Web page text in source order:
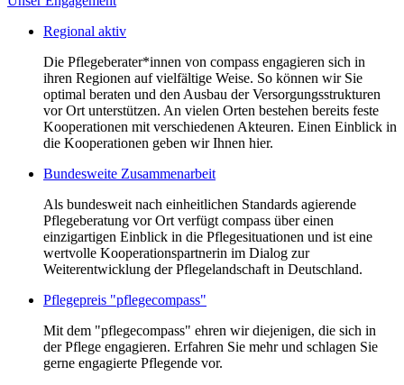
Regional aktiv
Die Pflegeberater*innen von compass engagieren sich in
ihren Regionen auf vielfältige Weise. So können wir Sie
optimal beraten und den Ausbau der Versorgungsstrukturen
vor Ort unterstützen. An vielen Orten bestehen bereits feste
Kooperationen mit verschiedenen Akteuren. Einen Einblick in
die Kooperationen geben wir Ihnen hier.
Bundesweite Zusammenarbeit
Als bundesweit nach einheitlichen Standards agierende
Pflegeberatung vor Ort verfügt compass über einen
einzigartigen Einblick in die Pflegesituationen und ist eine
wertvolle Kooperationspartnerin im Dialog zur
Weiterentwicklung der Pflegelandschaft in Deutschland.
Pflegepreis "pflegecompass"
Mit dem "pflegecompass" ehren wir diejenigen, die sich in
der Pflege engagieren. Erfahren Sie mehr und schlagen Sie
gerne engagierte Pflegende vor.